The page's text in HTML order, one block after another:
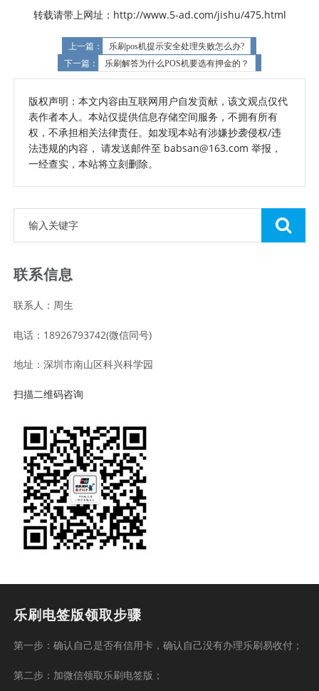
转载请带上网址：http://www.5-ad.com/jishu/475.html
上一篇：
乐刷pos机提示安全处理失败怎么办?
下一篇：
乐刷解答为什么POS机要选有押金的？
版权声明：本文内容由互联网用户自发贡献，该文观点仅代
表作者本人。本站仅提供信息存储空间服务，不拥有所有
权，不承担相关法律责任。如发现本站有涉嫌抄袭侵权/违
法违规的内容， 请发送邮件至 babsan@163.com 举报，
一经查实，本站将立刻删除。
联系信息
联系人：周生
电话：18926793742(微信同号)
地址：深圳市南山区科兴科学园
扫描二维码咨询
乐刷电签版领取步骤
第一步：确认自己是否有信用卡，确认自己没有办理乐刷易收付；
第二步：加微信领取乐刷电签版；